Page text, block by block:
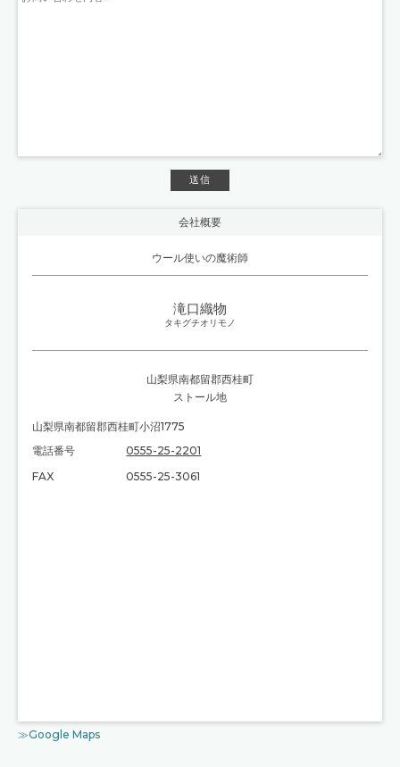
会社概要
ウール使いの魔術師
滝口織物
タキグチオリモノ
山梨県南都留郡西桂町
ストール地
山梨県南都留郡西桂町小沼1775
電話番号
0555-25-2201
FAX
0555-25-3061
≫Google Maps